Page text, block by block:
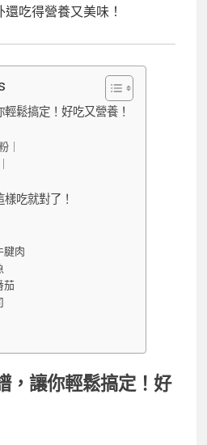
吃得營養又美味！
鬆搞定！好吃又營養！
｜
吃就對了！
腱肉
茄
，讓你輕鬆搞定！好